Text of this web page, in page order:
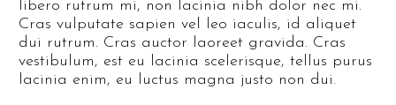
libero rutrum mi, non lacinia nibh dolor nec mi.
Cras vulputate sapien vel leo iaculis, id aliquet
dui rutrum. Cras auctor laoreet gravida. Cras
vestibulum, est eu lacinia scelerisque, tellus purus
lacinia enim, eu luctus magna justo non dui.